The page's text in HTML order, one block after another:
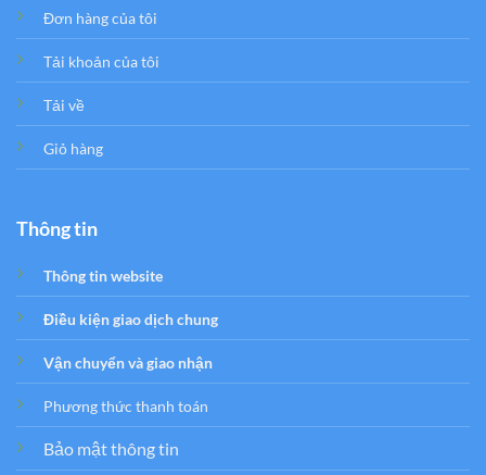
Đơn hàng của tôi
Tải khoản của tôi
Tải về
Giỏ hàng
Thông tin
Thông tin website
Điều kiện giao dịch chung
Vận chuyển và giao nhận
Phương thức thanh toán
Bảo mật thông tin